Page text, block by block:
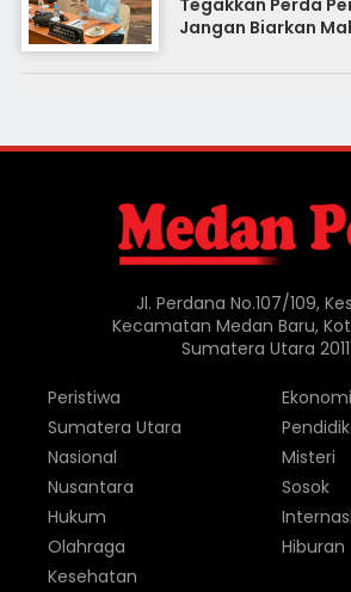
Tegakkan Perda
Jangan Biarkan
Jl. Perdana No.107/109,
Kecamatan Medan Baru,
Sumatera Utara
Peristiwa
Sumatera Utara
Nasional
Nusantara
Hukum
Olahraga
Ekonomi
Misteri
Sosok
Hiburan
Kesehatan